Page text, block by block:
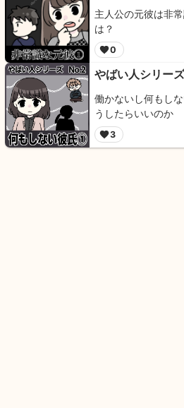
主人公の元彼は非
は？
0
やばい人シリー
働かないし何もし
うしたらいいのか
3